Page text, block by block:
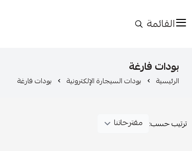
القائمة
بودات فارغة
الرئيسية بودات السيجارة الإلكترونية بودات فارغة
ترتيب حسب: